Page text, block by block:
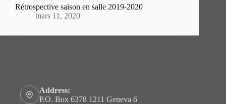
Rétrospective saison en salle 2019-2020
mars 11, 2020
Address:
P.O. Box 6378 1211 Geneva 6